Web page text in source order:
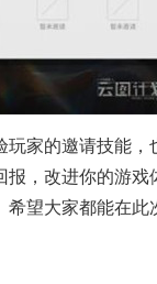
家的邀请技能
，改进你的游
望大家都能在